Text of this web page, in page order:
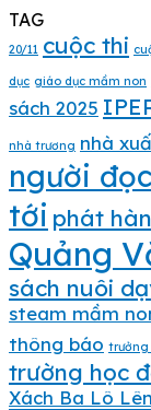
TAG
20/11 cuộc thi
dục giáo dục mầm non
sách 2025
nhà trương nhà
người
tới phát
Quảng
sách nuôi
steam mầm
thông báo
trường học
Xách Ba Lô